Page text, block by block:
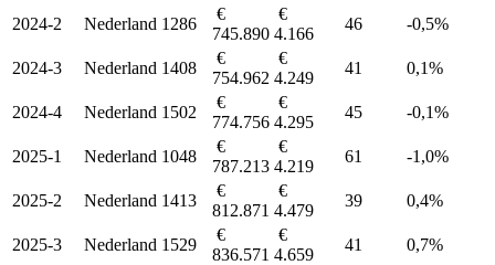
2024-2 Nederland 1286
€
745.890
€
4.166
46 -0,5%
2024-3 Nederland 1408
€
754.962
€
4.249
41 0,1%
2024-4 Nederland 1502
€
774.756
€
4.295
45 -0,1%
2025-1 Nederland 1048
€
787.213
€
4.219
61 -1,0%
2025-2 Nederland 1413
€
812.871
€
4.479
39 0,4%
2025-3 Nederland 1529
€
836.571
€
4.659
41 0,7%